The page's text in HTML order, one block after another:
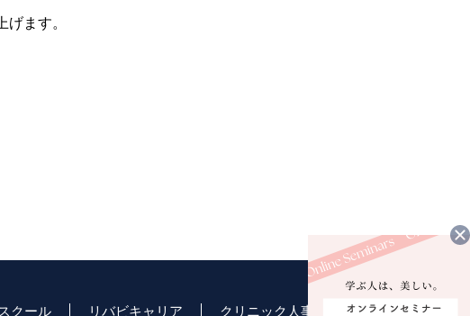
ます。
クール リバビキャリア クリニック人事 お知らせ